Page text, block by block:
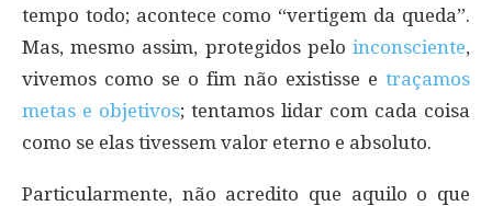
tempo todo; acontece como “vertigem da queda”.
Mas, mesmo assim, protegidos pelo inconsciente,
vivemos como se o fim não existisse e traçamos
metas e objetivos; tentamos lidar com cada coisa
como se elas tivessem valor eterno e absoluto.
Particularmente, não acredito que aquilo o que